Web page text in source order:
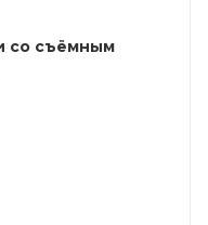
со съёмным